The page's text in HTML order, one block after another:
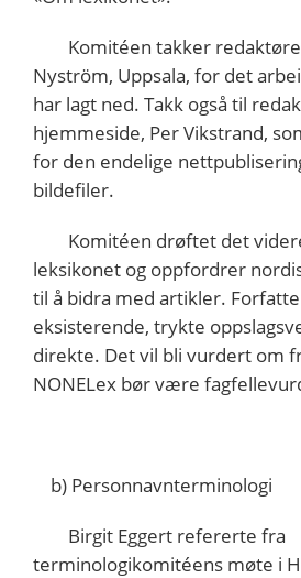
Komitéen takker
Nyström, Uppsala, for det
har lagt ned. Takk også til
hjemmeside, Per Vikstrand,
for den endelige
bildefiler.
Komitéen drøftet det
leksikonet og oppfordrer
til å bidra med artikler.
eksisterende, trykte
direkte. Det vil bli vurdert om
NONELex bør være
b) Personnavnterminologi
Birgit Eggert refererte fra
terminologikomitéens møte i